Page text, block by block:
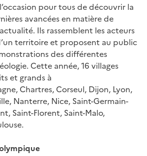
pour tous de découvrir la
avancées en matière de
Ils rassemblent les acteurs
territoire et proposent au public
des différentes
Cette année, 16 villages
et grands à
Chartres, Corseul, Dijon, Lyon,
Nanterre, Nice, Saint-Germain-
Saint-Florent, Saint-Malo,